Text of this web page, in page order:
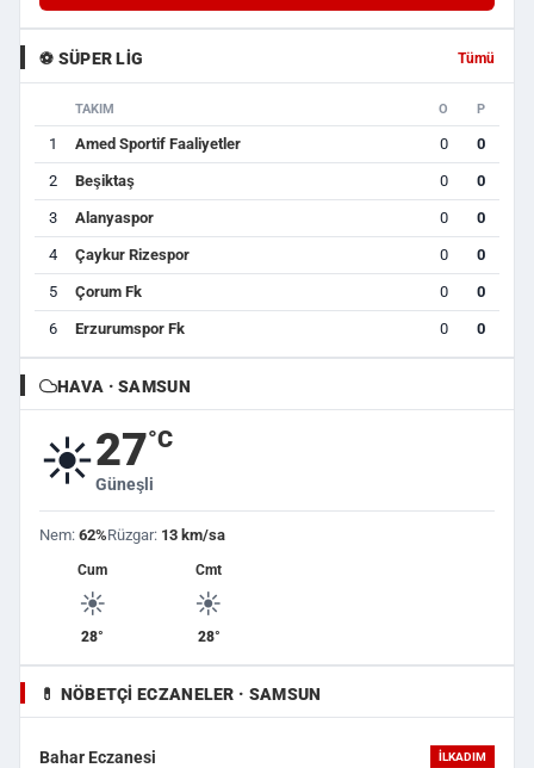
⚽ SÜPER LIG Tümü
TAKIM O P
1 Amed Sportif Faaliyetler 0 0
2 Beşiktaş 0 0
3 Alanyaspor 0 0
4 Çaykur Rizespor 0 0
5 Çorum Fk 0 0
6 Erzurumspor Fk 0 0
HAVA · SAMSUN
☀️27°C
Güneşli
Nem: 62%Rüzgar: 13 km/sa
Cum
☀️
28°
Cmt
☀️
28°
💊 NÖBETÇI ECZANELER · SAMSUN
Bahar Eczanesi İLKADIM